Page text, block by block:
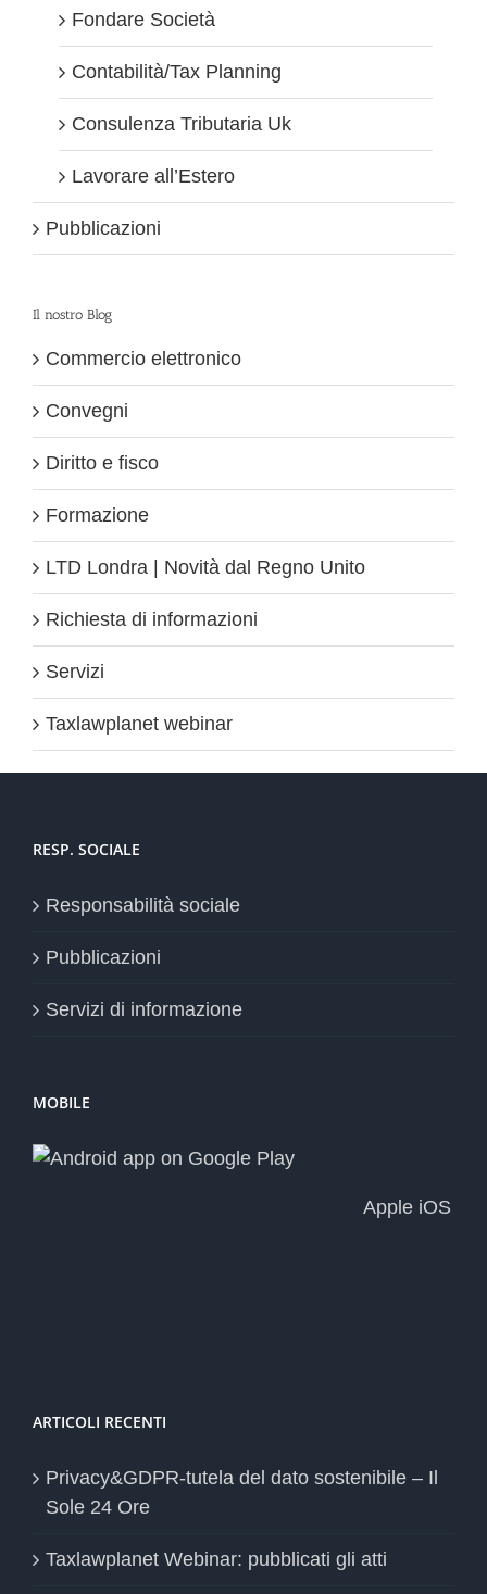
Fondare Società
Contabilità/Tax Planning
Consulenza Tributaria Uk
Lavorare all’Estero
Pubblicazioni
Il nostro Blog
Commercio elettronico
Convegni
Diritto e fisco
Formazione
LTD Londra | Novità dal Regno Unito
Richiesta di informazioni
Servizi
Taxlawplanet webinar
RESP. SOCIALE
Responsabilità sociale
Pubblicazioni
Servizi di informazione
MOBILE
Apple iOS
ARTICOLI RECENTI
Privacy&GDPR-tutela del dato sostenibile – Il
Sole 24 Ore
Taxlawplanet Webinar: pubblicati gli atti